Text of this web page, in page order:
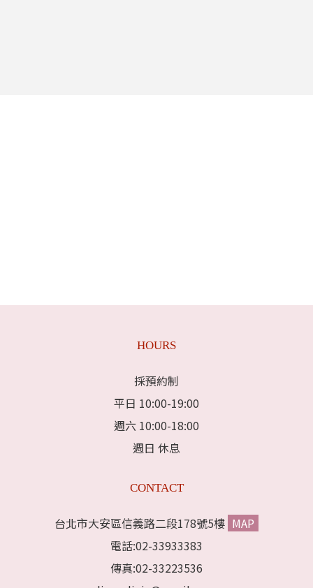
HOURS
採預約制
平日 10:00-19:00
週六 10:00-18:00
週日 休息
CONTACT
台北市大安區信義路二段178號5樓 MAP
電話:02-33933383
傳真:02-33223536